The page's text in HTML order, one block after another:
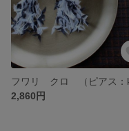
2,860円